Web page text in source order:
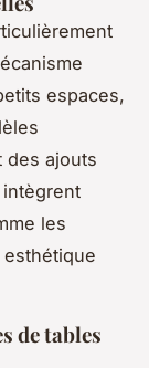
espaces,
des ajouts
les
de tables